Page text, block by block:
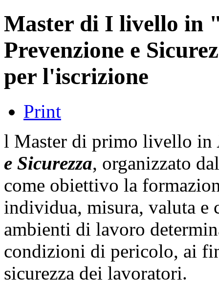
Master di I livello in
Prevenzione e
per l'iscrizione
Print
l Master di primo livello in
e Sicurezza, organizzato
come obiettivo la
individua, misura, valuta e
ambienti di lavoro
condizioni di pericolo, ai
sicurezza dei lavoratori.